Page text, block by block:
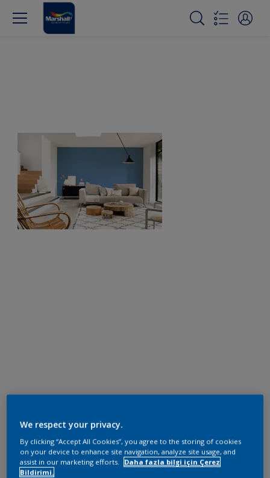
We respect your privacy.
By clicking “Accept All Cookies”, you agree to the storing of cookies
on your device to enhance site navigation, analyze site usage, and
assist in our marketing efforts.
Daha fazla bilgi için Çerez
Bildirimi.